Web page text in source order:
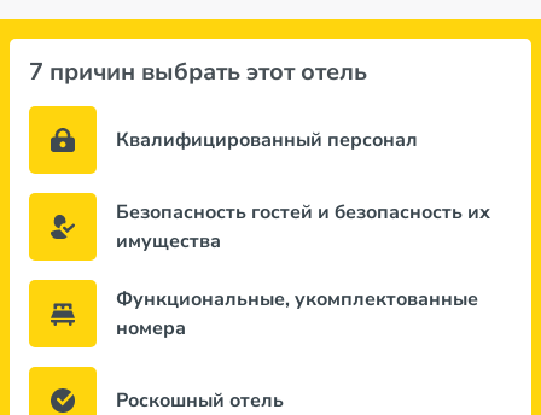
7 причин выбрать этот отель
Квалифицированный персонал
Безопасность гостей и безопасность их
имущества
Функциональные, укомплектованные
номера
Роскошный отель